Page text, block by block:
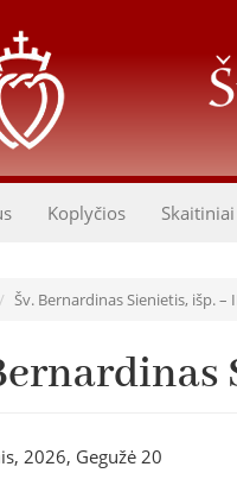
Koplyčios Skaitiniai
Šv. Bernardinas Sienietis, išp. –
2026, Gegužė 20